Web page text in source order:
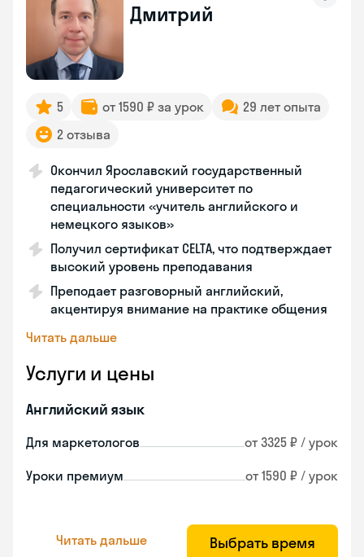
Дмитрий
5 от 1590 ₽ за урок
29 лет опыта
2 отзыва
Окончил Ярославский государственный
педагогический университет по
специальности «учитель английского и
немецкого языков»
Получил сертификат CELTA, что подтверждает
высокий уровень преподавания
Преподает разговорный английский,
акцентируя внимание на практике общения
Читать дальше
Услуги и цены
Английский язык
Для маркетологов от 3325 ₽ / урок
Уроки премиум от 1590 ₽ / урок
Читать дальше Выбрать время